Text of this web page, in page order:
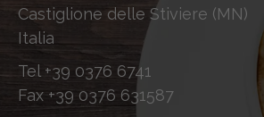
Castiglione delle Stiviere (MN)
Italia
Tel +39 0376 6741
Fax +39 0376 631587